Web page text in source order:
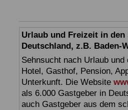
Urlaub und Freizeit in
Deutschland, z.B. Baden-
Sehnsucht nach Urlaub
Hotel, Gasthof, Pension,
Unterkunft. Die Website
als 6.000 Gastgeber in
auch Gastgeber aus dem